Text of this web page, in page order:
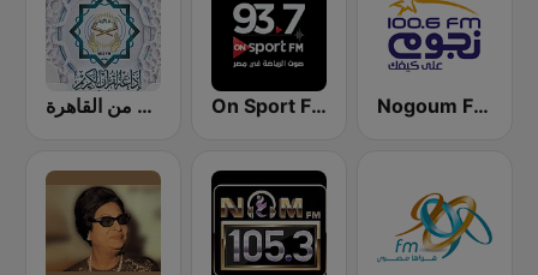
إذاعة القرآن الكريم من القاهرة On Sport FM Nogoum FM 100.6 (نجوم فم)